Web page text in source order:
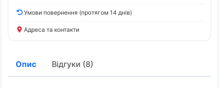
Умови повернення (протягом 14 днів)
Адреса та контакти
Опис Відгуки (8)